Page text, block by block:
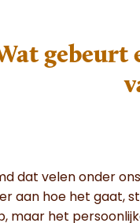
gebeurt
dat velen onder
aan hoe het gaat,
maar het